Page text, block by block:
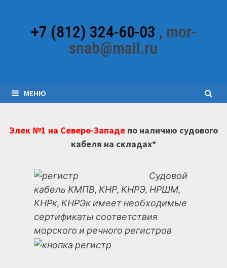
содержимому+7 (812) 324-60-03 , mor-
snab@mail.ru
МЕНЮ
Элек №1 на Северо-Западепо наличию судового
кабеля на складах*
Судовой
кабель КМПВ, КНР, КНРЭ, НРШМ,
КНРк, КНРЭк имеет необходимые
сертификаты соответствия
морского и речного регистров